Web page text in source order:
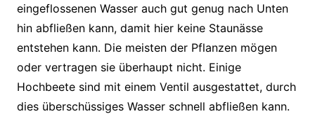
eingeflossenen Wasser auch gut genug nach Unten
hin abfließen kann, damit hier keine Staunässe
entstehen kann. Die meisten der Pflanzen mögen
oder vertragen sie überhaupt nicht. Einige
Hochbeete sind mit einem Ventil ausgestattet, durch
dies überschüssiges Wasser schnell abfließen kann.